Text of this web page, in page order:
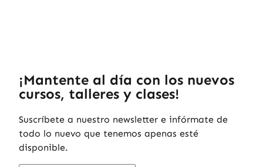
¡Mantente al día con los nuevos
cursos, talleres y clases!
Suscríbete a nuestro newsletter e infórmate de
todo lo nuevo que tenemos apenas esté
disponible.